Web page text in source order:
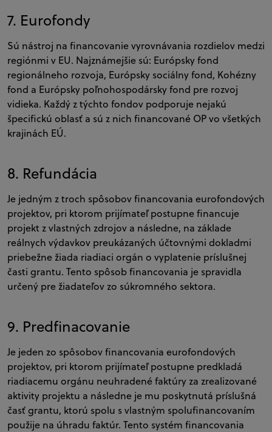
7. Eurofondy
Sú nástroj na financovanie vyrovnávania rozdielov medzi
regiónmi v EU. Najznámejšie sú: Európsky fond
regionálneho rozvoja, Európsky sociálny fond, Kohézny
fond a Európsky poľnohospodársky fond pre rozvoj
vidieka. Každý z týchto fondov podporuje nejakú
špecifickú oblasť a sú z nich financované OP vo všetkých
krajinách EÚ.
8. Refundácia
Je jedným z troch spôsobov financovania eurofondových
projektov, pri ktorom prijímateľ postupne financuje
projekt z vlastných zdrojov a následne, na základe
reálnych výdavkov preukázaných účtovnými dokladmi
priebežne žiada riadiaci orgán o vyplatenie príslušnej
časti grantu. Tento spôsob financovania je spravidla
určený pre žiadateľov zo súkromného sektora.
9. Predfinacovanie
Je jeden zo spôsobov financovania eurofondových
projektov, pri ktorom prijímateľ postupne predkladá
riadiacemu orgánu neuhradené faktúry za zrealizované
aktivity projektu a následne je mu poskytnutá príslušná
časť grantu, ktorú spolu s vlastným spolufinancovaním
použije na úhradu faktúr. Tento systém financovania